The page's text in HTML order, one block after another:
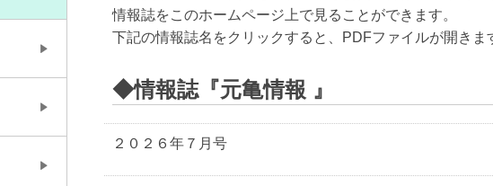
情報誌をこのホームページ上で見ることができます。
下記の情報誌名をクリックすると、PDFファイルが開きま
◆情報誌『元亀情報 』
２０２６年７月号